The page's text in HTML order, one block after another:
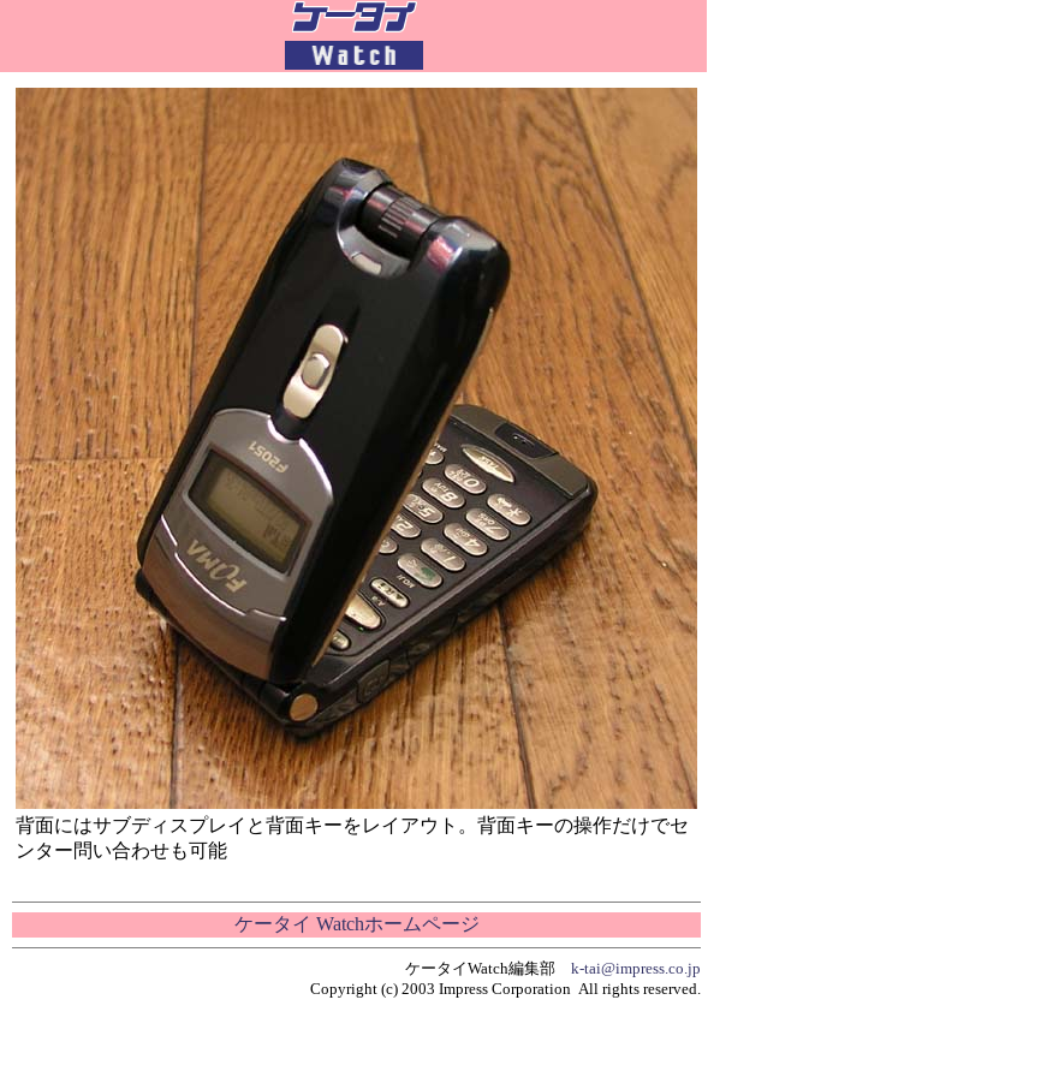
背面にはサブディスプレイと背面キーをレイアウト。背面キーの操作だけでセ
ンター問い合わせも可能
ケータイ Watchホームページ
ケータイWatch編集部 k-tai@impress.co.jp
Copyright (c) 2003 Impress Corporation All rights reserved.